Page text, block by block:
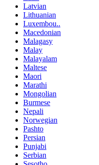
Latvian
Lithuanian
Luxembou..
Macedonian
Malagasy
Malay
Malayalam
Maltese
Maori
Marathi
Mongolian
Burmese
Nepali
Norwegian
Pashto
Persian
Punjabi
Serbian